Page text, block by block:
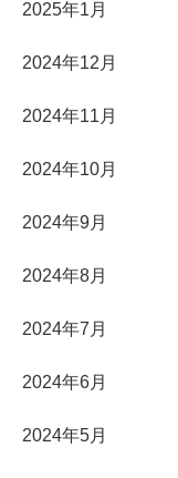
2025年1月
2024年12月
2024年11月
2024年10月
2024年9月
2024年8月
2024年7月
2024年6月
2024年5月